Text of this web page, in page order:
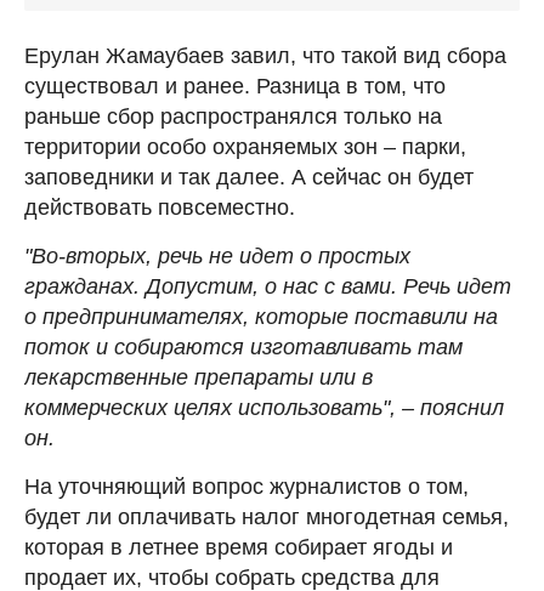
Ерулан Жамаубаев завил, что такой вид сбора
существовал и ранее. Разница в том, что
раньше сбор распространялся только на
территории особо охраняемых зон – парки,
заповедники и так далее. А сейчас он будет
действовать повсеместно.
"Во-вторых, речь не идет о простых
гражданах. Допустим, о нас с вами. Речь идет
о предпринимателях, которые поставили на
поток и собираются изготавливать там
лекарственные препараты или в
коммерческих целях использовать", – пояснил
он.
На уточняющий вопрос журналистов о том,
будет ли оплачивать налог многодетная семья,
которая в летнее время собирает ягоды и
продает их, чтобы собрать средства для